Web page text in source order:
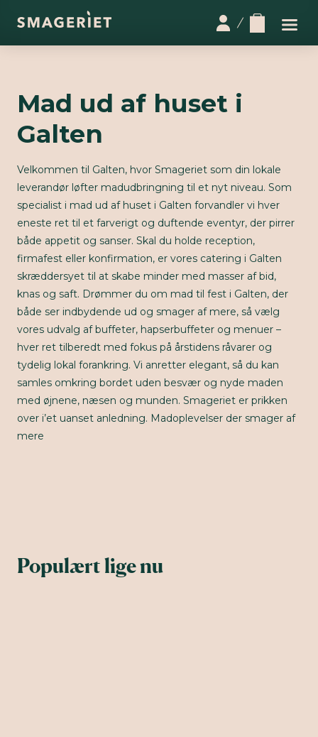
Mad ud af huset i
Galten
Velkommen til Galten, hvor Smageriet som din lokale
leverandør løfter madudbringning til et nyt niveau. Som
specialist i mad ud af huset i Galten forvandler vi hver
eneste ret til et farverigt og duftende eventyr, der pirrer
både appetit og sanser. Skal du holde reception,
firmafest eller konfirmation, er vores catering i Galten
skræddersyet til at skabe minder med masser af bid,
knas og saft. Drømmer du om mad til fest i Galten, der
både ser indbydende ud og smager af mere, så vælg
vores udvalg af buffeter, hapserbuffeter og menuer –
hver ret tilberedt med fokus på årstidens råvarer og
tydelig lokal forankring. Vi anretter elegant, så du kan
samles omkring bordet uden besvær og nyde maden
med øjnene, næsen og munden. Smageriet er prikken
over i’et uanset anledning. Madoplevelser der smager af
mere
Populært lige nu